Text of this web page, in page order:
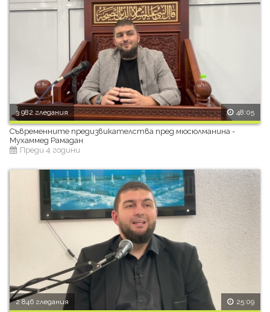
3 982 гледания 48:05
Съвременните предизвикателства пред мюсюлманина -
Мухаммед Рамадан
Преди 4 години
2 846 гледания 25:09